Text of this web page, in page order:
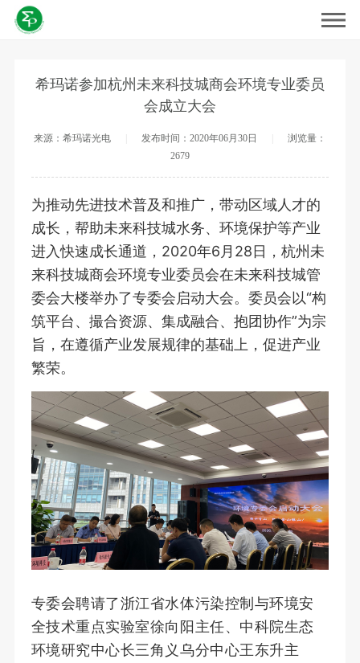
希玛诺参加杭州未来科技城商会环境专业委员
会成立大会
来源：希玛诺光电 发布时间：2020年06月30日
浏览量：
2679
为推动先进技术普及和推广，带动区域人才的
成长，帮助未来科技城水务、环境保护等产业
进入快速成长通道，2020年6月28日，杭州未
来科技城商会环境专业委员会在未来科技城管
委会大楼举办了专委会启动大会。委员会以“构
筑平台、撮合资源、集成融合、抱团协作”为宗
旨，在遵循产业发展规律的基础上，促进产业
繁荣。
专委会聘请了浙江省水体污染控制与环境安
全技术重点实验室徐向阳主任、中科院生态
环境研究中心长三角义乌分中心王东升主